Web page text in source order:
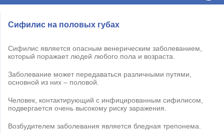
Сифилис на половых губах
Сифилис является опасным венерическим заболеванием,
который поражает людей любого пола и возраста.
Заболевание может передаваться различными путями,
основной из них – половой.
Человек, контактирующий с инфицированным сифилисом,
подвергается очень высокому риску заражения.
Возбудителем заболевания является бледная трепонема.